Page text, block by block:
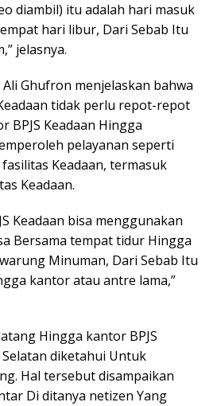
diambil) itu adalah hari masuk
hari libur, Dari Sebab Itu
jelasnya.
Ghufron menjelaskan bahwa
tidak perlu repot-repot
BPJS Keadaan Hingga
pelayanan seperti
Keadaan, termasuk
Keadaan.
Keadaan bisa menggunakan
Bersama tempat tidur Hingga
Minuman, Dari Sebab Itu
kantor atau antre lama,”
Hingga kantor BPJS
diketahui Untuk
Hal tersebut disampaikan
Di ditanya netizen Yang